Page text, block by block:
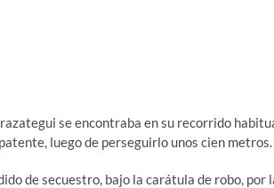
se encontraba en su recorrido
luego de perseguirlo unos cien metros.
de secuestro, bajo la carátula de robo, por